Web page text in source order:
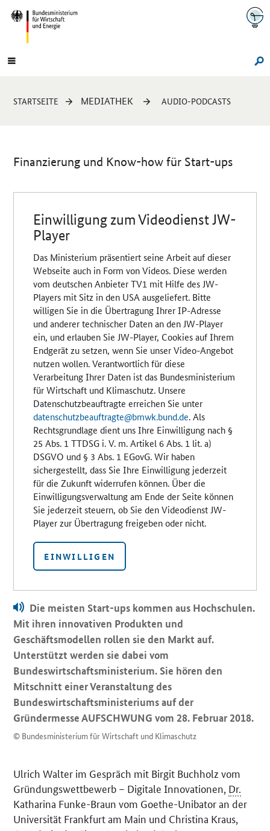
Navigation
Hauptmenü
Sie
STARTSEITE MEDIATHEK AUDIO-PODCASTS
Finanzierung und Know-how für Start-ups
Einwilligung zum Videodienst JW-
Player
Das Ministerium präsentiert seine Arbeit auf dieser
Webseite auch in Form von Videos. Diese werden
vom deutschen Anbieter TV1 mit Hilfe des JW-
Players mit Sitz in den USA ausgeliefert. Bitte
willigen Sie in die Übertragung Ihrer IP-Adresse
und anderer technischer Daten an den JW-Player
ein, und erlauben Sie JW-Player, Cookies auf Ihrem
Endgerät zu setzen, wenn Sie unser Video-Angebot
nutzen wollen. Verantwortlich für diese
Verarbeitung Ihrer Daten ist das Bundesministerium
für Wirtschaft und Klimaschutz. Unsere
Datenschutzbeauftragte erreichen Sie unter
datenschutzbeauftragte@bmwk.bund.de. Als
Rechtsgrundlage dient uns Ihre Einwilligung nach §
25 Abs. 1 TTDSG i. V. m. Artikel 6 Abs. 1 lit. a)
DSGVO und § 3 Abs. 1 EGovG. Wir haben
sichergestellt, dass Sie Ihre Einwilligung jederzeit
für die Zukunft widerrufen können. Über die
Einwilligungsverwaltung am Ende der Seite können
Sie jederzeit steuern, ob Sie den Videodienst JW-
Player zur Übertragung freigeben oder nicht.
EINWILLIGEN
Die meisten Start-ups kommen aus Hochschulen.
Mit ihren innovativen Produkten und
Geschäftsmodellen rollen sie den Markt auf.
Unterstützt werden sie dabei vom
Bundeswirtschaftsministerium. Sie hören den
Mitschnitt einer Veranstaltung des
Bundeswirtschaftsministeriums auf der
Gründermesse AUFSCHWUNG vom 28. Februar 2018.
© Bundesministerium für Wirtschaft und Klimaschutz
Ulrich Walter im Gespräch mit Birgit Buchholz vom
Gründungswettbewerb – Digitale Innovationen, Dr.
Katharina Funke-Braun vom Goethe-Unibator an der
Universität Frankfurt am Main und Christina Kraus,